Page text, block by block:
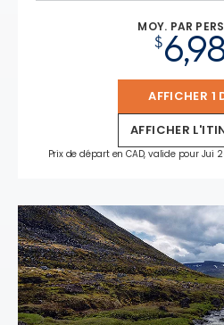
MOY. PAR
$
AFFICHER 1
AFFICHER
Prix de départ en CAD, valide pour Jui